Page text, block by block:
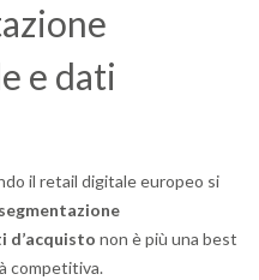
e dati
il retail digitale europeo si
segmentazione
d’acquisto non è più una best
competitiva.